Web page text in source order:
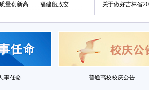
量创新高——福建船政交..
· 关于做好吉林省
事任命 普通高校校庆公告